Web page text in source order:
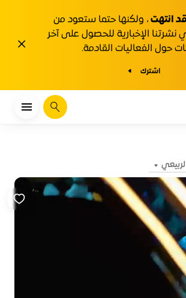
انتهت ، ولكنها حتما ستعود من
الإخبارية للحصول على آخر
حول الفعاليات القادمة.
اشترك
يبحث